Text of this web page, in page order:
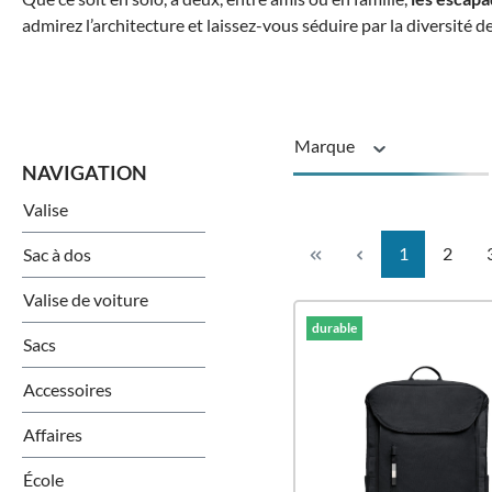
admirez l’architecture et laissez-vous séduire par la diversité
Valise
Sac à dos
Valise de voiture
Sacs
Accessoires
Affaires
École
Marque
Type de produit
Page
1 Page
2
durable